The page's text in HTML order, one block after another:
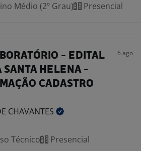
Médio (2º Grau) Presencial
- EDITAL
HELENA -
CADASTRO
6 ago
CHAVANTES
Técnico Presencial